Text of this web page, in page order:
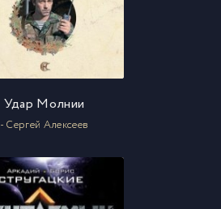
Удар Молнии
- Сергей Алексеев